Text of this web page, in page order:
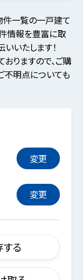
一覧の一戸建て
情報を豊富に取
いたします！
りますので、ご購
不明点についても
変更
変更
る